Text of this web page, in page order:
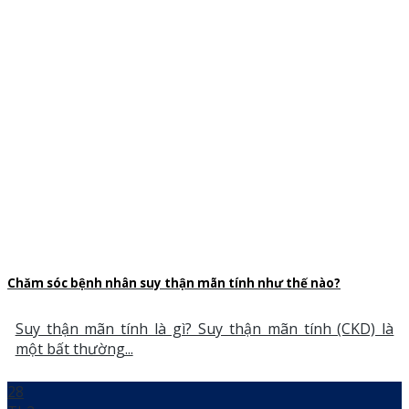
Chăm sóc bệnh nhân suy thận mãn tính như thế nào?
Suy thận mãn tính là gì? Suy thận mãn tính (CKD) là
một bất thường...
28